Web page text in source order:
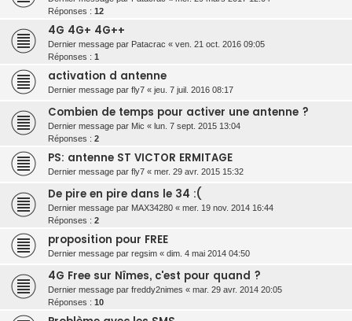
Réponses : 12
4G 4G+ 4G++
Dernier message par Patacrac « ven. 21 oct. 2016 09:05
Réponses : 1
activation d antenne
Dernier message par fly7 « jeu. 7 juil. 2016 08:17
Combien de temps pour activer une antenne ?
Dernier message par Mic « lun. 7 sept. 2015 13:04
Réponses : 2
PS: antenne ST VICTOR ERMITAGE
Dernier message par fly7 « mer. 29 avr. 2015 15:32
De pire en pire dans le 34 :(
Dernier message par MAX34280 « mer. 19 nov. 2014 16:44
Réponses : 2
proposition pour FREE
Dernier message par regsim « dim. 4 mai 2014 04:50
4G Free sur Nîmes, c'est pour quand ?
Dernier message par freddy2nimes « mar. 29 avr. 2014 20:05
Réponses : 10